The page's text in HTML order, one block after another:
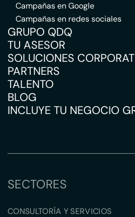
Campañas en Google
Campañas en redes sociales
GRUPO QDQ
TU ASESOR
SOLUCIONES
PARTNERS
TALENTO
BLOG
INCLUYE TU NEGOCIO
SECTORES
CONSULTORÍA Y SERVICIOS